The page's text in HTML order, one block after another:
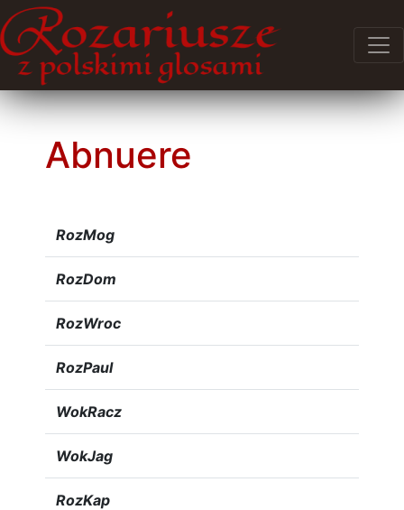
Abnuere
RozMog
RozDom
RozWroc
RozPaul
WokRacz
WokJag
RozKap